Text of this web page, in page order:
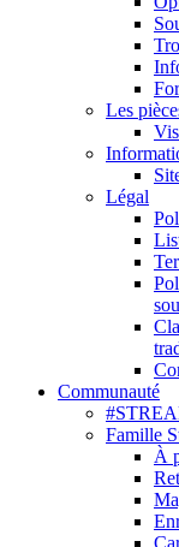
Les
Légal
Communauté
Famille
À